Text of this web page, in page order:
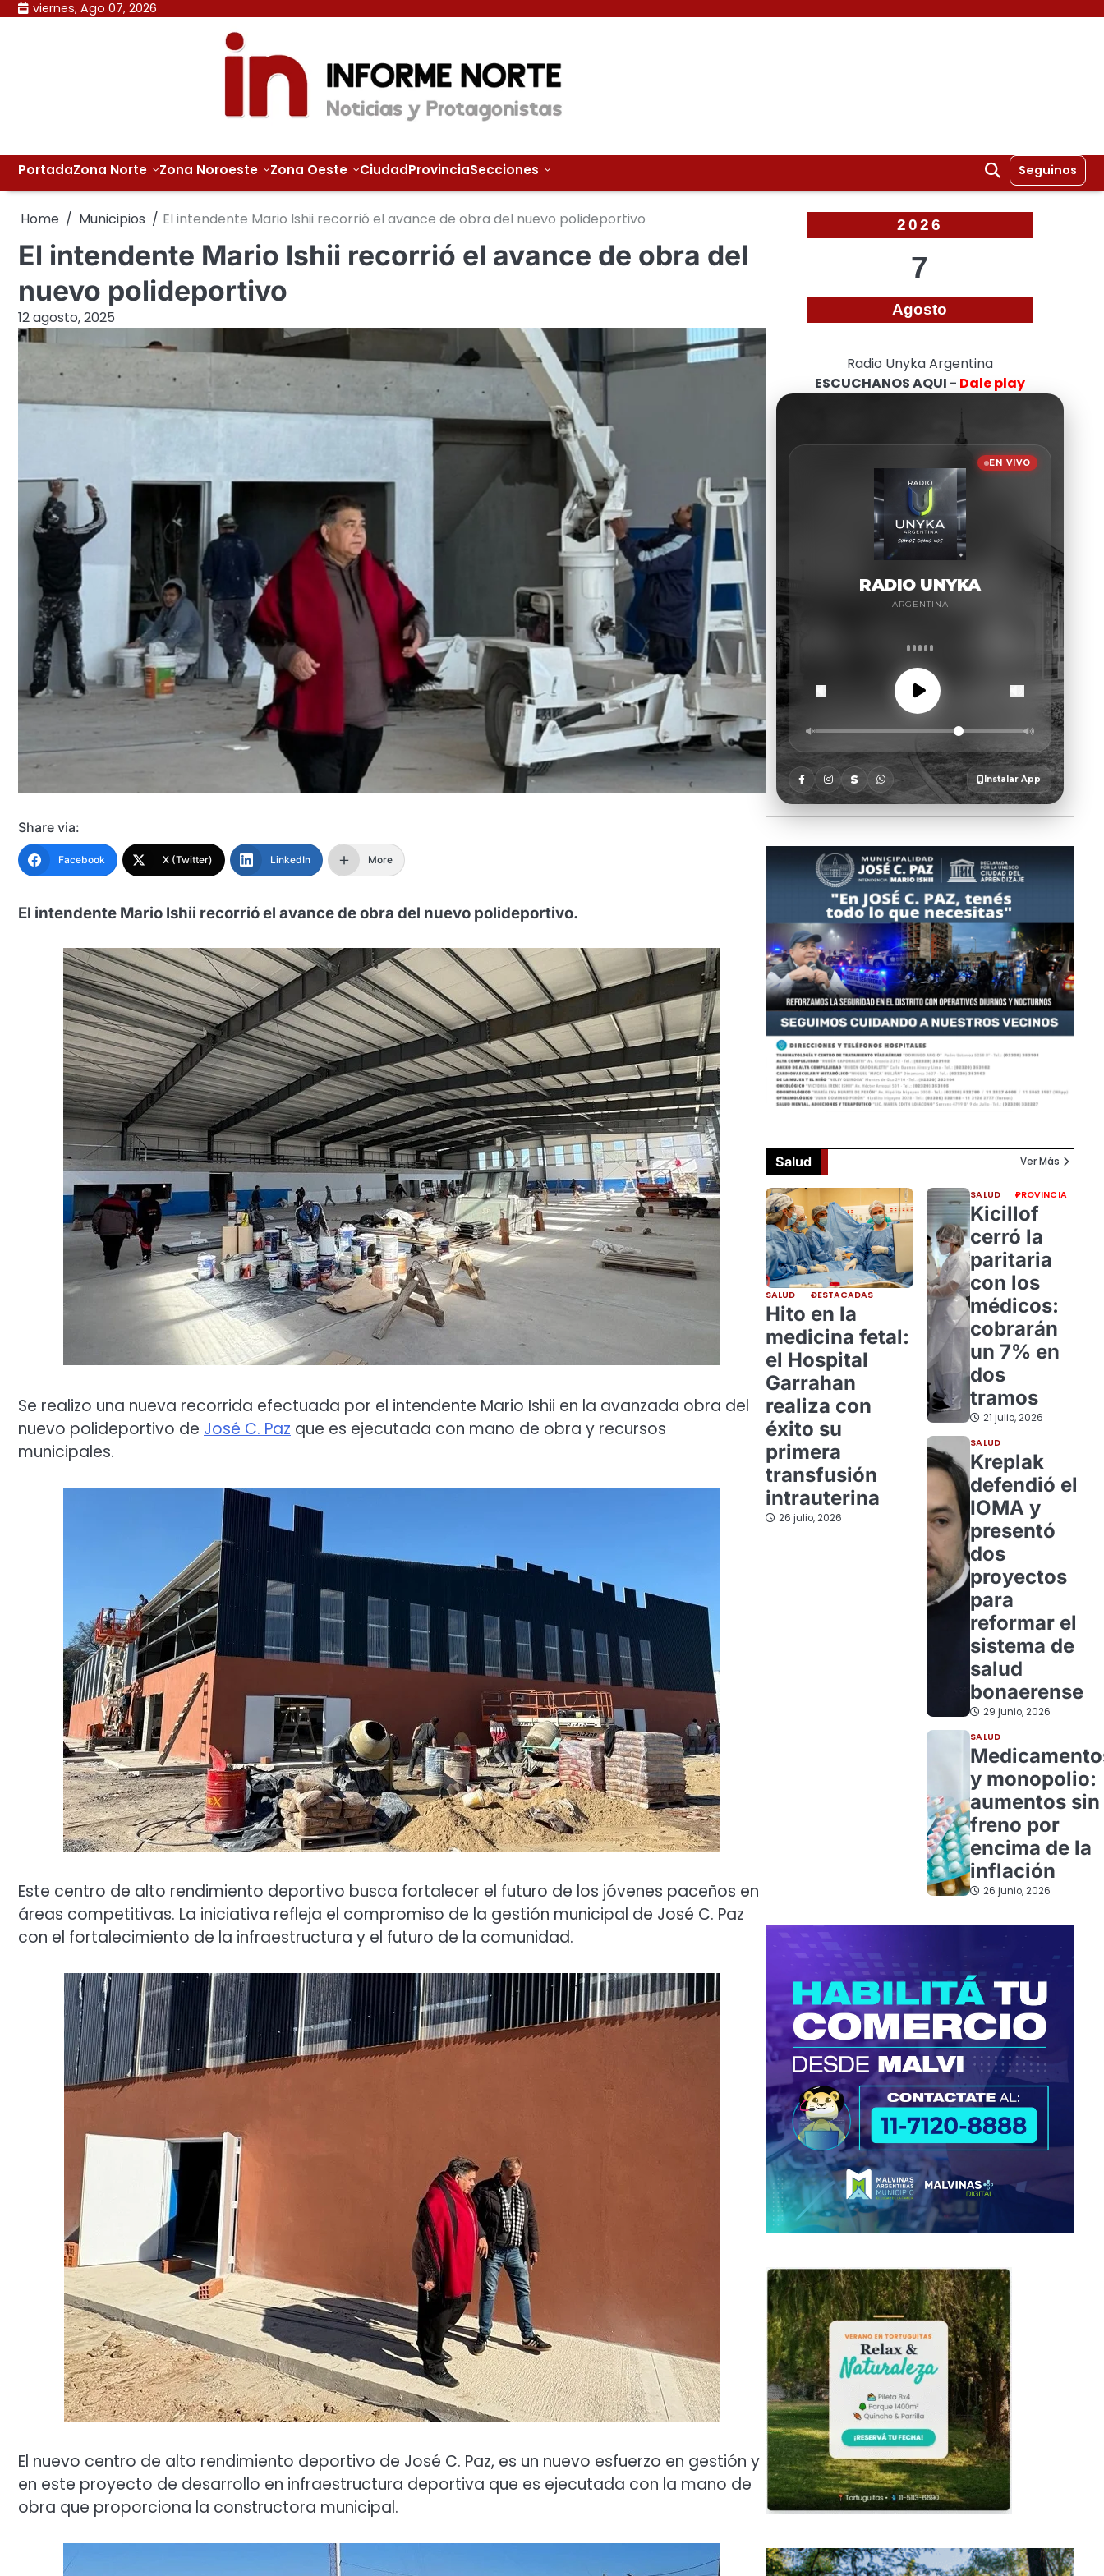
Skip viernes, Ago 07, 2026
PortadaZona Norte Zona Noroeste Zona Oeste CiudadProvinciaSecciones Seguinos
Home Municipios El intendente Mario Ishii recorrió el avance de obra del nuevo polideportivo
El intendente Mario Ishii recorrió el avance de obra del
nuevo polideportivo
12 agosto, 2025
Share via:
Facebook X (Twitter) LinkedIn More
El intendente Mario Ishii recorrió el avance de obra del nuevo polideportivo.
Se realizo una nueva recorrida efectuada por el intendente Mario Ishii en la avanzada obra del
nuevo polideportivo de José C. Paz que es ejecutada con mano de obra y recursos
municipales.
Este centro de alto rendimiento deportivo busca fortalecer el futuro de los jóvenes paceños en
áreas competitivas. La iniciativa refleja el compromiso de la gestión municipal de José C. Paz
con el fortalecimiento de la infraestructura y el futuro de la comunidad.
El nuevo centro de alto rendimiento deportivo de José C. Paz, es un nuevo esfuerzo en gestión y
en este proyecto de desarrollo en infraestructura deportiva que es ejecutada con la mano de
obra que proporciona la constructora municipal.
2026
7
Agosto
Radio Unyka Argentina
ESCUCHANOS AQUI - Dale play
Salud Ver Más
SALUD DESTACADAS
Hito en la
medicina fetal:
el Hospital
Garrahan
realiza con
éxito su
primera
transfusión
intrauterina
26 julio, 2026
SALUD PROVINCIA
Kicillof
cerró la
paritaria
con los
médicos:
cobrarán
un 7% en
dos
tramos
21 julio, 2026
SALUD
Kreplak
defendió el
IOMA y
presentó
dos
proyectos
para
reformar el
sistema de
salud
bonaerense
29 junio, 2026
SALUD
y monopolio:
aumentos sin
freno por
encima de la
inflación
26 junio, 2026